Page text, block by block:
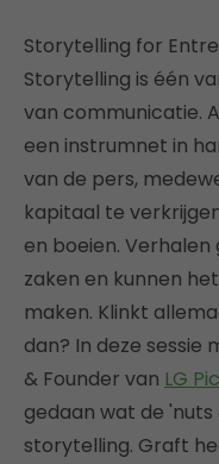
Storytelling for
Storytelling is één
van communicatie.
een instrumnet in
van de pers,
kapitaal te
en boeien.
zaken en kunnen
maken. Klinkt
dan? In deze sessie
& Founder van LG
gedaan wat de
storytelling. Graft